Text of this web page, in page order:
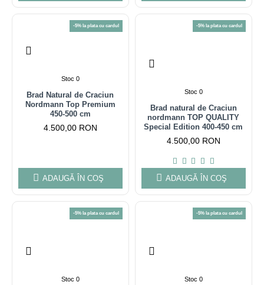
-5% la plata cu cardul
Stoc 0
Brad Natural de Craciun
Nordmann Top Premium
450-500 cm
4.500,00 RON
ADAUGĂ ÎN COŞ
-5% la plata cu cardul
Stoc 0
Brad natural de Craciun
nordmann TOP QUALITY
Special Edition 400-450 cm
4.500,00 RON
ADAUGĂ ÎN COŞ
-5% la plata cu cardul
Stoc 0
-5% la plata cu cardul
Stoc 0